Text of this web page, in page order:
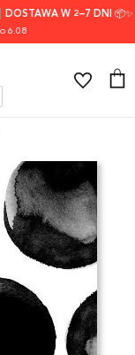
W 2–7 DNI 📦✨
6.08